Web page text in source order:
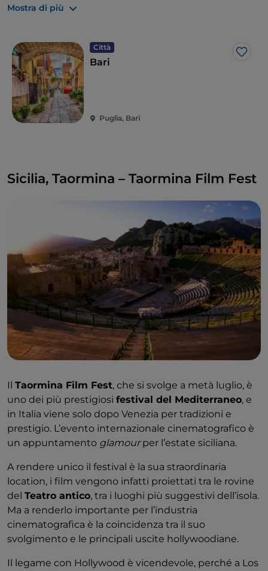
Mostra di più
Città
Like
Bari
Puglia, Bari
Sicilia, Taormina – Taormina Film Fest
Il Taormina Film Fest, che si svolge a metà luglio, è
uno dei più prestigiosi festival del Mediterraneo, e
in Italia viene solo dopo Venezia per tradizioni e
prestigio. L’evento internazionale cinematografico è
un appuntamento glamourper l’estate siciliana.
A rendere unico il festival è la sua straordinaria
location, i film vengono infatti proiettati tra le rovine
del Teatro antico, tra i luoghi più suggestivi dell’isola.
Ma a renderlo importante per l’industria
cinematografica è la coincidenza tra il suo
svolgimento e le principali uscite hollywoodiane.
Il legame con Hollywood è vicendevole, perché a Los